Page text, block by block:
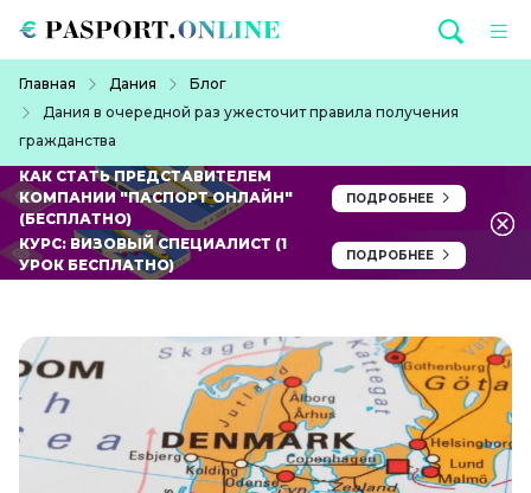
Главная Дания
Блог
Дания в очередной раз ужесточит правила получения
гражданства
КАК СТАТЬ ПРЕДСТАВИТЕЛЕМ
КОМПАНИИ "ПАСПОРТ ОНЛАЙН"
(БЕСПЛАТНО)
ПОДРОБНЕЕ
КУРС: ВИЗОВЫЙ СПЕЦИАЛИСТ (1
УРОК БЕСПЛАТНО)
ПОДРОБНЕЕ